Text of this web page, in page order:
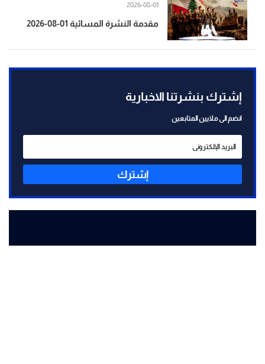
مقدمة النشرة المسائية 01-08-2026
2026-08-01
إشترك بنشرتنا الاخبارية
انضم الى ملايين المتابعين
إشترك